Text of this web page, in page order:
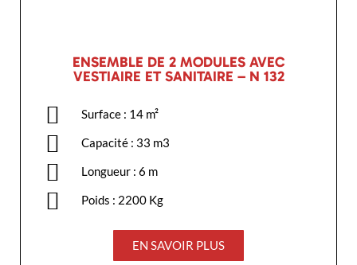
ENSEMBLE DE 2 MODULES AVEC
VESTIAIRE ET SANITAIRE – N 132
Surface : 14 m²
Capacité : 33 m3
Longueur : 6 m
Poids : 2200 Kg
EN SAVOIR PLUS